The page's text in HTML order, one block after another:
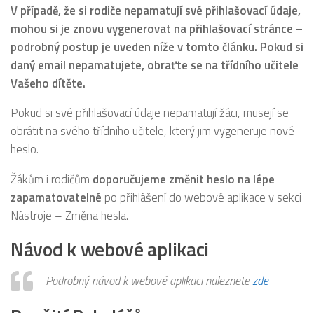
V případě, že si rodiče nepamatují své přihlašovací údaje,
mohou si je znovu vygenerovat na přihlašovací stránce –
podrobný postup je uveden níže v tomto článku. Pokud si
daný email nepamatujete, obraťte se na třídního učitele
Vašeho dítěte.
Pokud si své přihlašovací údaje nepamatují žáci, musejí se
obrátit na svého třídního učitele, který jim vygeneruje nové
heslo.
Žákům i rodičům doporučujeme změnit heslo na lépe
zapamatovatelné po přihlášení do webové aplikace v sekci
Nástroje – Změna hesla.
Návod k webové aplikaci
Podrobný návod k webové aplikaci naleznetezde